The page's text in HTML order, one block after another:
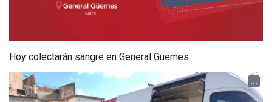
Hoy colectarán sangre en General Güemes
...